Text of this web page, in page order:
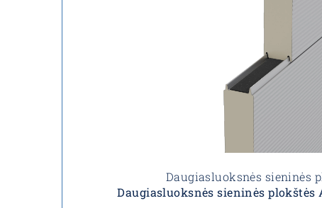
Daugiasluoksnės sieninės
Daugiasluoksnės sieninės plokštės